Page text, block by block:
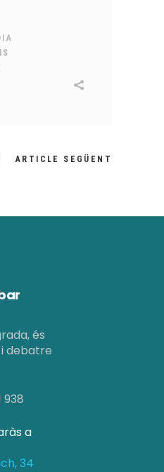
ARTICLE SEGÜENT
és
debatre
938
a
34